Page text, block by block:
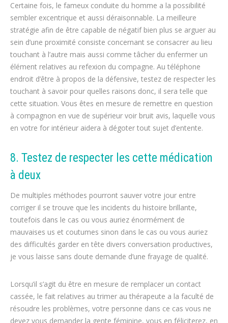
Certaine fois, le fameux conduite du homme a la possibilité
sembler excentrique et aussi déraisonnable. La meilleure
stratégie afin de être capable de négatif bien plus se arguer au
sein d’une proximité consiste concernant se consacrer au lieu
touchant à l’autre mais aussi comme tâcher du enfermer un
élément relatives au refexion du compagne. Au téléphone
endroit d’être à propos de la défensive, testez de respecter les
touchant à savoir pour quelles raisons donc, il sera telle que
cette situation. Vous êtes en mesure de remettre en question
à compagnon en vue de supérieur voir bruit avis, laquelle vous
en votre for intérieur aidera à dégoter tout sujet d’entente.
8. Testez de respecter les cette médication
à deux
De multiples méthodes pourront sauver votre jour entre
corriger il se trouve que les incidents du histoire brillante,
toutefois dans le cas ou vous auriez énormément de
mauvaises us et coutumes sinon dans le cas ou vous auriez
des difficultés garder en tête divers conversation productives,
je vous laisse sans doute demande d’une frayage de qualité.
Lorsqu’il s’agit du être en mesure de remplacer un contact
cassée, le fait relatives au trimer au thérapeute a la faculté de
résoudre les problèmes, votre personne dans ce cas vous ne
devez vous demander la gente féminine, vous en féliciterez, en